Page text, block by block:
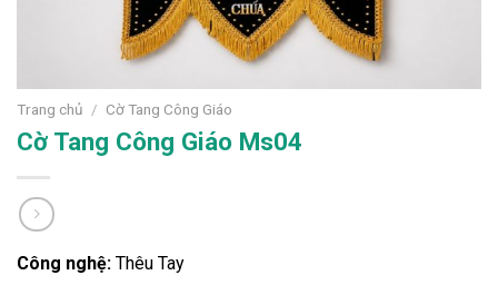
Trang chủ / Cờ Tang Công Giáo
Cờ Tang Công Giáo Ms04
Công nghệ: Thêu Tay